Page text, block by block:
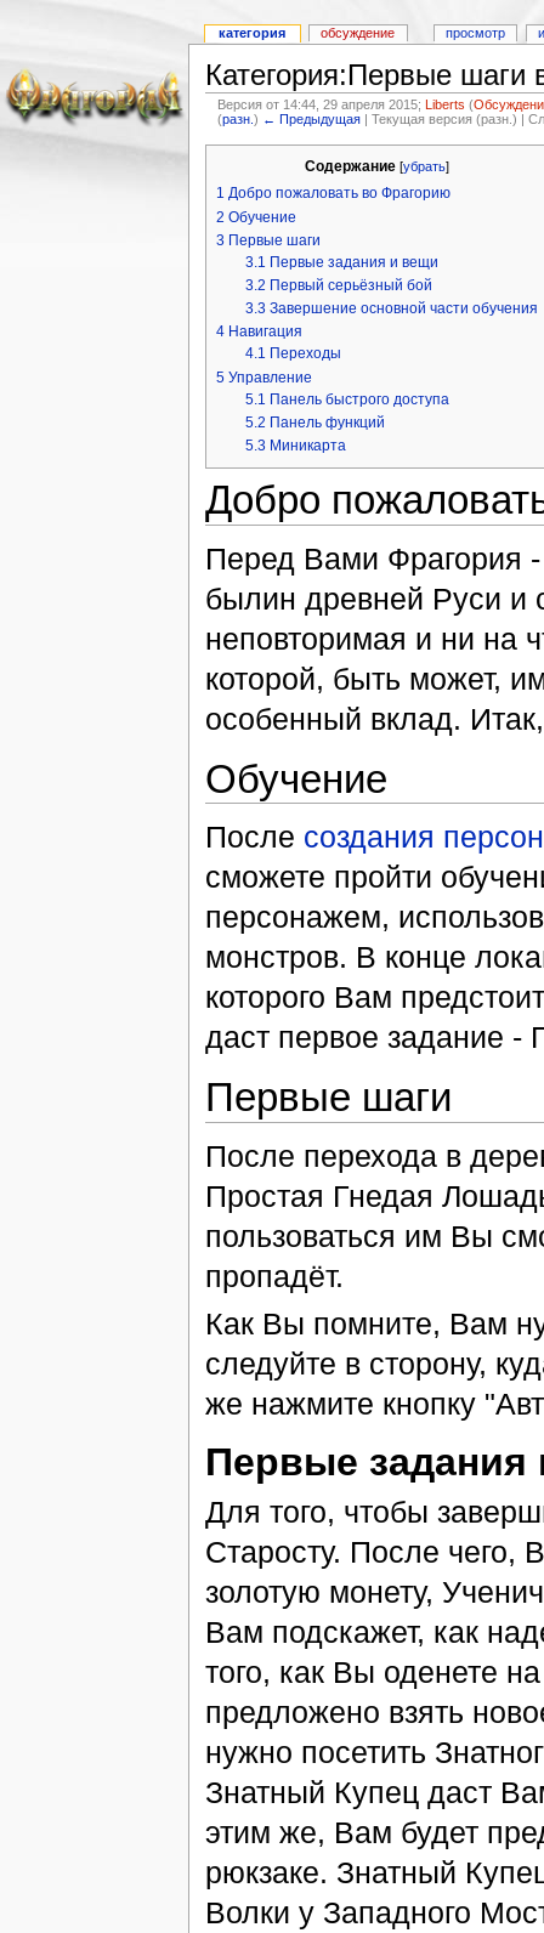
Категория:Первые шаги
Версия от 14:44, 29 апреля 2015;Liberts (
(разн.) ← Предыдущая | Текущая версия (разн.) |
Содержание [убрать]
1 Добро пожаловать во Фрагорию
2 Обучение
3 Первые шаги
3.1 Первые задания и вещи
3.2 Первый серьёзный бой
3.3 Завершение основной части обучения
4 Навигация
4.1 Переходы
5 Управление
5.1 Панель быстрого доступа
5.2 Панель функций
5.3 Миникарта
Добро
Перед Вами Фрагория
былин древней Руси и
неповторимая и ни на
которой, быть может,
особенный вклад.
Обучение
После создания
сможете пройти
персонажем,
монстров. В конце
которого Вам
даст первое задание -
Первые шаги
После перехода в
Простая Гнедая
пользоваться им Вы
пропадёт.
Как Вы помните, Вам
следуйте в сторону,
же нажмите кнопку
Первые задания
Для того, чтобы
Старосту. После чего,
золотую монету,
Вам подскажет, как
того, как Вы оденете
предложено взять
нужно посетить
Знатный Купец даст
этим же, Вам будет
рюкзаке. Знатный
Волки у Западного
категория обсуждение просмотр